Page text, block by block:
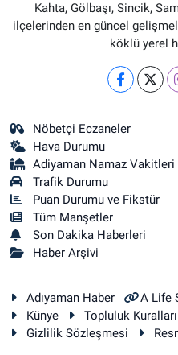
Kahta, Gölbaşı, Sincik,
ilçelerinden en güncel
köklü yerel
Nöbetçi Eczaneler
Hava Durumu
Adiyaman Namaz Vakitleri
Trafik Durumu
Puan Durumu ve Fikstür
Tüm Manşetler
Son Dakika Haberleri
Haber Arşivi
Adıyaman Haber A Life
Künye
Topluluk Kuralları
Gizlilik Sözleşmesi